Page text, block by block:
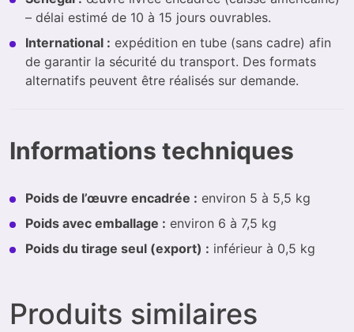
– délai estimé de 10 à 15 jours ouvrables.
International : expédition en tube (sans cadre) afin
de garantir la sécurité du transport. Des formats
alternatifs peuvent être réalisés sur demande.
Informations techniques
Poids de l’œuvre encadrée : environ 5 à 5,5 kg
Poids avec emballage : environ 6 à 7,5 kg
Poids du tirage seul (export) : inférieur à 0,5 kg
Produits similaires